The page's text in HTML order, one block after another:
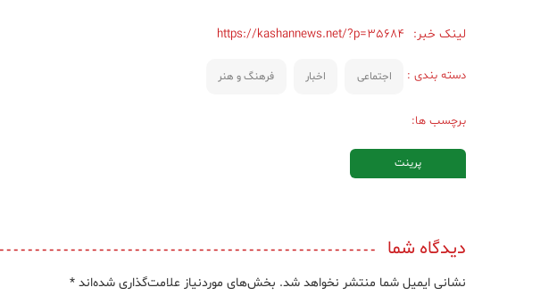
لینک خبر: https://kashannews.net/?p=35684
دسته بندی : اجتماعی اخبار فرهنگ و هنر
برچسب ها:
پرینت
دیدگاه شما
نشانی ایمیل شما منتشر نخواهد شد. بخش‌های موردنیاز علامت‌گذاری شده‌اند *